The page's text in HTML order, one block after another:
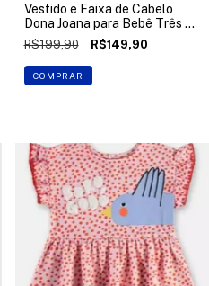
Vestido e Faixa de Cabelo
Dona Joana para Bebê Três e
Já
R$199,90 R$149,90
COMPRAR